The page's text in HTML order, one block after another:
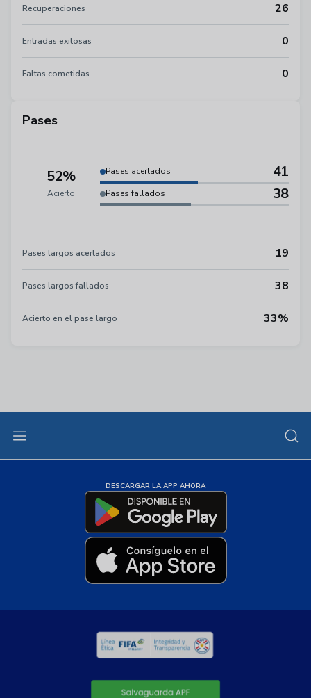
Recuperaciones 26
Entradas exitosas 0
Faltas cometidas 0
Pases
52%
Acierto
Pases acertados 41
Pases fallados 38
Pases largos acertados 19
Pases largos fallados 38
Acierto en el pase largo 33%
DESCARGAR LA APP AHORA